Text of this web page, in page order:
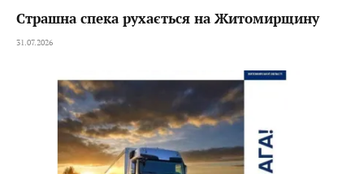
Страшна спека рухається на Житомирщину
31.07.2026